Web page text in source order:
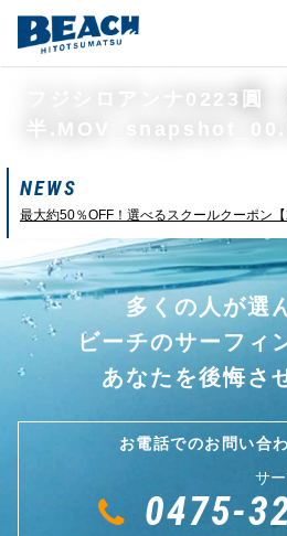
スクール予約・
サ
0475-
受付時間 : 09:00
一松海岸 波情報
状態
フジシロアンナ0223圓
半
NEWS
最大約50％OFF！選べるスクールクーポン
多くの人が選
ビーチのサーフィ
あなたを後悔さ
お電話でのお問い合
サ
0475-